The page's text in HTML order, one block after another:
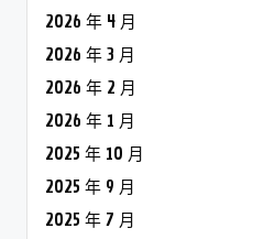
2026 年 4 月
2026 年 3 月
2026 年 2 月
2026 年 1 月
2025 年 10 月
2025 年 9 月
2025 年 7 月